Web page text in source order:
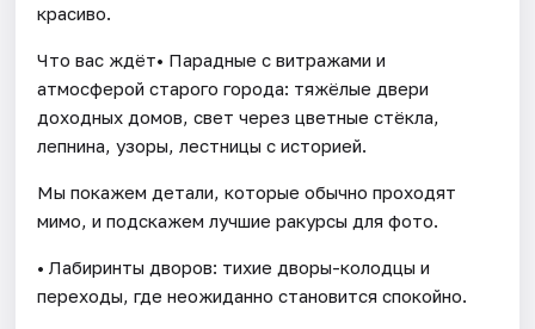
красиво.
Что вас ждёт• Парадные с витражами и
атмосферой старого города: тяжёлые двери
доходных домов, свет через цветные стёкла,
лепнина, узоры, лестницы с историей.
Мы покажем детали, которые обычно проходят
мимо, и подскажем лучшие ракурсы для фото.
• Лабиринты дворов: тихие дворы-колодцы и
переходы, где неожиданно становится спокойно.